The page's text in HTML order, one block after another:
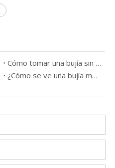
Cómo tomar una bujía sin una herramienta
¿Cómo se ve una bujía mala?